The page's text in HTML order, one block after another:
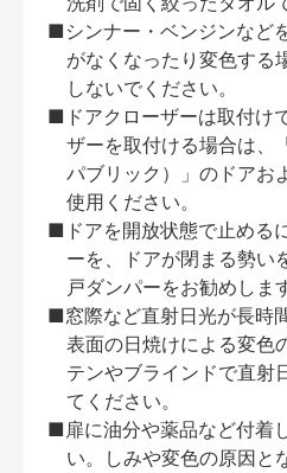
■シンナー・ベンジンなど
がなくなったり変色する
しないでください。
■ドアクローザーは取付け
ザーを取付ける場合は
パブリック）」のドアお
使用ください。
■ドアを開放状態で止める
ーを、ドアが閉まる勢い
戸ダンパーをお勧めしま
■窓際など直射日光が長時
表面の日焼けによる変色
テンやブラインドで直射
てください。
■扉に油分や薬品など付着
い。しみや変色の原因と